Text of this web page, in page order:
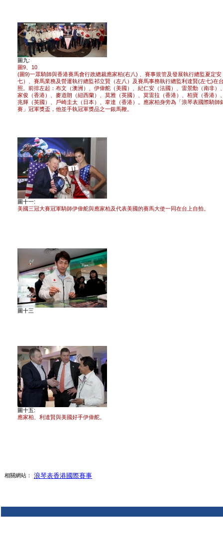
圖九:
圖9、10
(圖9)一眾騎師與香港賽馬會行政總裁應家柏(右八) 、賽事規管及發展執行總監夏定安
七）、賽馬業務及營運執行總監祁立賢（左八）及賽馬事務執行總監利達賢(左七)在
照。前排左起：布文（澳洲）、伊偉舵（美國）、紀仁安（法國）、雷景勳（南非）
家俊（香港）、麥道朗（紐西蘭）、莫雅（英國）、莫雷拉（香港）、柏寶（香港）
兆輝（英國）、戶崎圭太（日本）、韋達（香港）。應家柏身旁為「浪琴表國際騎師
賽」冠軍獎盃，他並手執冠軍獎品之一銀馬鞭。
圖十一:
美國三冠大賽冠軍騎師伊偉舵與應家柏及代表美國的賽馬大使一同在台上自拍。
圖十三
圖十五:
應家柏、利達賢與美國好手伊偉舵。
相關網站： 浪琴表香港國際賽事